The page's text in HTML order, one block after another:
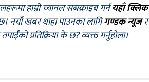
हाम्रो च्यानल सब्स्क्राइब गर्नयहाँ क्लिक
नयाँ खबर थाहा पाउनका लागिगण्डक न्यूजर
प्रतिक्रिया के छ? व्यक्त गर्नुहोला।